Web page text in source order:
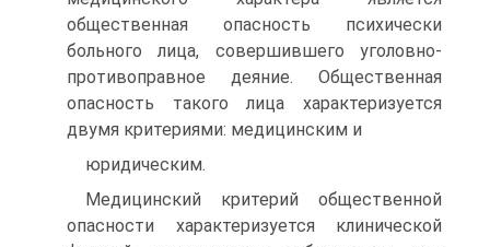
общественная опасность психически
больного лица, совершившего уголовно-
противоправное деяние. Общественная
опасность такого лица характеризуется
двумя критериями: медицинским и
юридическим.
Медицинский критерий общественной
опасности характеризуется клинической